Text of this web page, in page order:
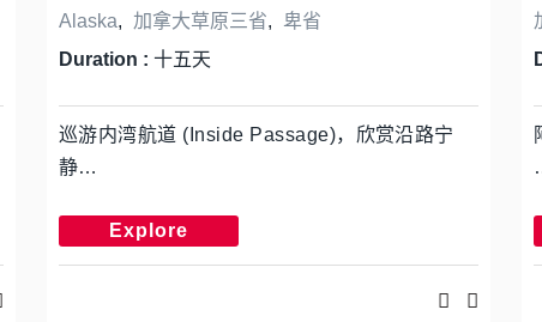
Alaska, 加拿大草原三省,
卑省
Duration : 十五天
巡游内湾航道 (Inside Passage)，欣赏沿路宁
静…
Explore